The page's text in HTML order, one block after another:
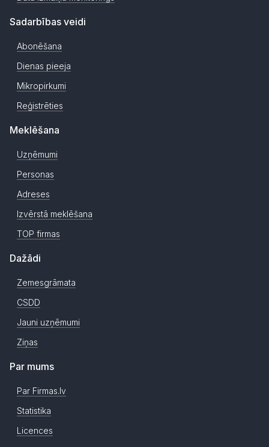
Sadarbības veidi
Abonēšana
Dienas pieeja
Mikropirkumi
Reģistrēties
Meklēšana
Uzņēmumi
Personas
Adreses
Izvērstā meklēšana
TOP firmas
Dažādi
Zemesgrāmata
CSDD
Jauni uzņēmumi
Ziņas
Par mums
Par Firmas.lv
Statistika
Licences